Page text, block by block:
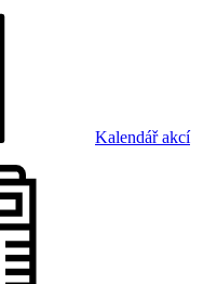
Kalendář akcí